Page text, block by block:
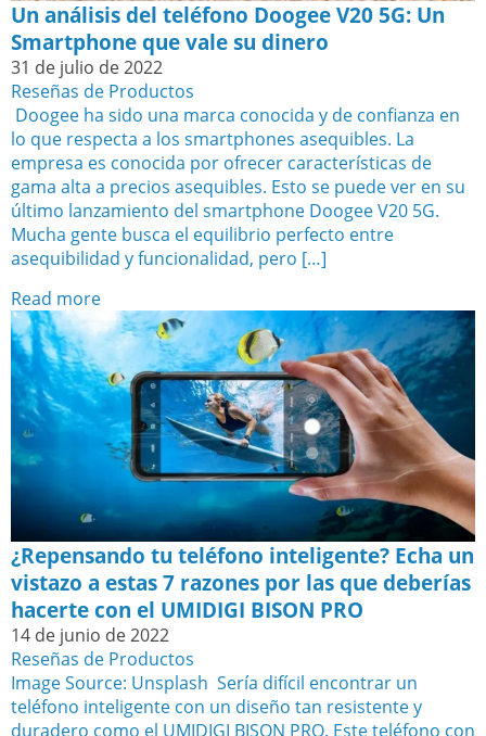
Un análisis del teléfono Doogee V20 5G: Un
Smartphone que vale su dinero
31 de julio de 2022
Reseñas de Productos
‍ Doogee ha sido una marca conocida y de confianza en
lo que respecta a los smartphones asequibles. La
empresa es conocida por ofrecer características de
gama alta a precios asequibles. Esto se puede ver en su
último lanzamiento del smartphone Doogee V20 5G.
Mucha gente busca el equilibrio perfecto entre
asequibilidad y funcionalidad, pero […]
Read more
¿Repensando tu teléfono inteligente? Echa un
vistazo a estas 7 razones por las que deberías
hacerte con el UMIDIGI BISON PRO
14 de junio de 2022
Reseñas de Productos
Image Source: Unsplash ‍ Sería difícil encontrar un
teléfono inteligente con un diseño tan resistente y
duradero como el UMIDIGI BISON PRO. Este teléfono con